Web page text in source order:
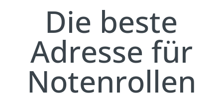
Die beste
Adresse für
Notenrollen